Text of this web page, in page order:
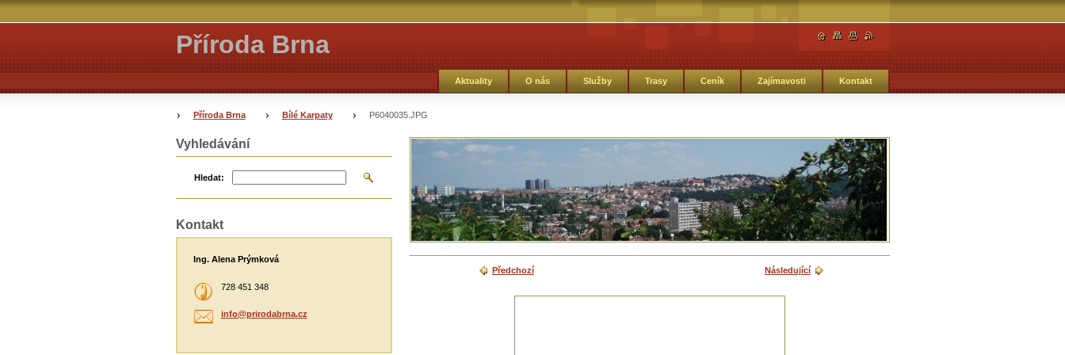
Příroda Brna
Aktuality O nás Služby Trasy Ceník Zajímavosti Kontakt
Příroda Brna Bílé Karpaty P6040035.JPG
Předchozí Následující
Vyhledávání
Hledat:
Kontakt
Ing. Alena Prýmková
728 451 348
info@prirodabrna.cz